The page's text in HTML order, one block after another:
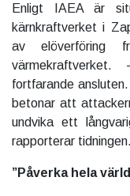
Enligt IAEA är
kärnkraftverket i
av elöverföring
fortfarande
betonar att
undvika ett
rapporterar tidningen.
”Påverka hela